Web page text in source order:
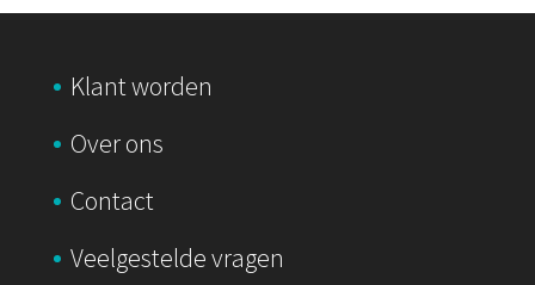
Klant worden
Over ons
Contact
Veelgestelde vragen